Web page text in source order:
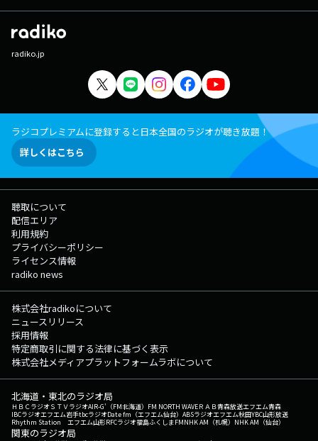
radiko.jp
ラジコプレミアムに登録すると日本全国のラジオが聴き放題！
詳しくはこちら
聴取について
配信エリア
利用規約
プライバシーポリシー
ライセンス情報
radiko news
株式会社radikoについて
ニュースリリース
採用情報
特定商取引に関する法律に基づく表示
株式会社メディアプラットフォームラボについて
北海道・東北のラジオ局
ＨＢＣラジオＳＴＶラジオAIR-G'（FM北海道） FM NORTH WAVEＲＡＢ青森放送エフエム青森
IBCラジオエフエム岩手tbcラジオDate fm（エフエム仙台） ABSラジオエフエム秋田YBC山形放送
Rhythm Station エフエム山形RFCラジオ福島ふくしまFMNHK AM（札幌） NHK AM（仙台）
関東のラジオ局